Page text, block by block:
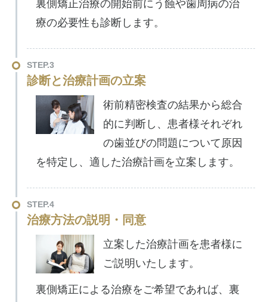
裏側矯正治療の開始前にう蝕や歯周病の治
療の必要性も診断します。
STEP.3
診断と治療計画の立案
術前精密検査の結果から総合
的に判断し、患者様それぞれ
の歯並びの問題について原因
を特定し、適した治療計画を立案します。
STEP.4
治療方法の説明・同意
立案した治療計画を患者様に
ご説明いたします。
裏側矯正による治療をご希望であれば、裏